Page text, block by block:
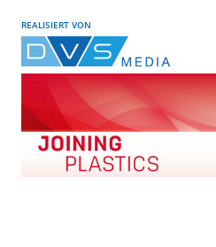
REALISIERT VON